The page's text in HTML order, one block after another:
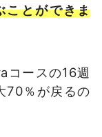
ことができま
コースの16週
70％が戻るの